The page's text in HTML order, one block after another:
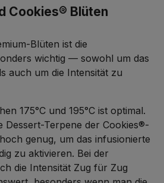
Cookies® Blüten
Blüten ist die
wichtig — sowohl um das
auch um die Intensität zu
175°C und 195°C ist optimal.
Dessert-Terpene der Cookies®-
genug, um das infusionierte
zu aktivieren. Bei der
die Intensität Zug für Zug